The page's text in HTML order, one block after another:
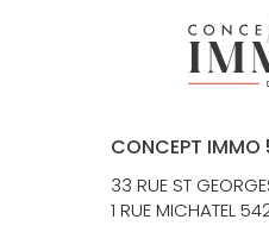
CONCEPT IMMO
33 RUE ST
1 RUE MICHATEL